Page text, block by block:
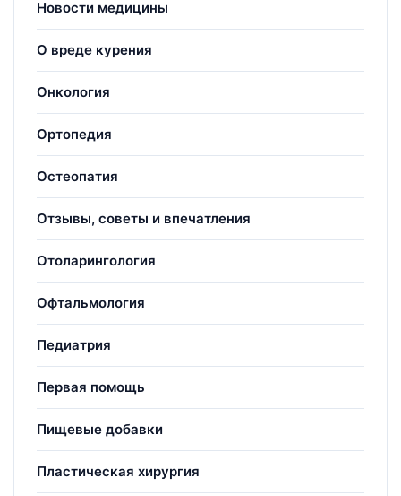
Новости медицины
О вреде курения
Онкология
Ортопедия
Остеопатия
Отзывы, советы и впечатления
Отоларингология
Офтальмология
Педиатрия
Первая помощь
Пищевые добавки
Пластическая хирургия